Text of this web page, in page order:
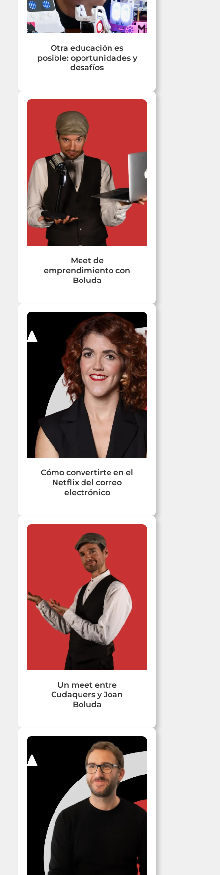
Otra educación es
posible: oportunidades y
desafíos
Meet de
emprendimiento con
Boluda
Cómo convertirte en el
Netflix del correo
electrónico
Un meet entre
Cudaquers y Joan
Boluda